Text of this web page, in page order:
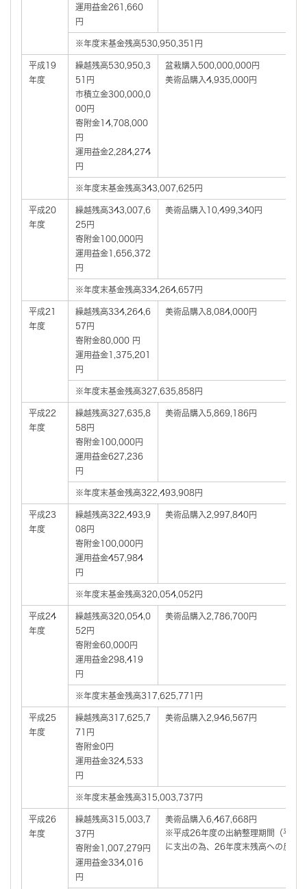
運用益金261,660
円
※年度末基金残高530,950,351円
平成19
年度
繰越残高530,950,3
51円
市積立金300,000,0
00円
寄附金14,708,000
円
運用益金2,284,274
円
盆栽購入500,000,000円
美術品購入4,935,000円
※年度末基金残高343,007,625円
平成20
年度
繰越残高343,007,6
25円
寄附金100,000円
運用益金1,656,372
円
美術品購入10,499,340円
※年度末基金残高334,264,657円
平成21
年度
繰越残高334,264,6
57円
寄附金80,000 円
運用益金1,375,201
円
美術品購入8,084,000円
※年度末基金残高327,635,858円
平成22
年度
繰越残高327,635,8
58円
寄附金100,000円
運用益金627,236
円
美術品購入5,869,186円
※年度末基金残高322,493,908円
平成23
年度
繰越残高322,493,9
08円
寄附金100,000円
運用益金457,984
円
美術品購入2,997,840円
※年度末基金残高320,054,052円
平成24
年度
繰越残高320,054,0
52円
寄附金60,000円
運用益金298,419
円
美術品購入2,786,700円
※年度末基金残高317,625,771円
平成25
年度
繰越残高317,625,7
71円
寄附金0円
運用益金324,533
円
美術品購入2,946,567円
※年度末基金残高315,003,737円
平成26
年度
繰越残高315,003,7
37円
寄附金1,007,279円
運用益金334,016
円
美術品購入6,467,668円
※平成26年度の出納整理期間（平成
に支出の為、26年度末残高への反映